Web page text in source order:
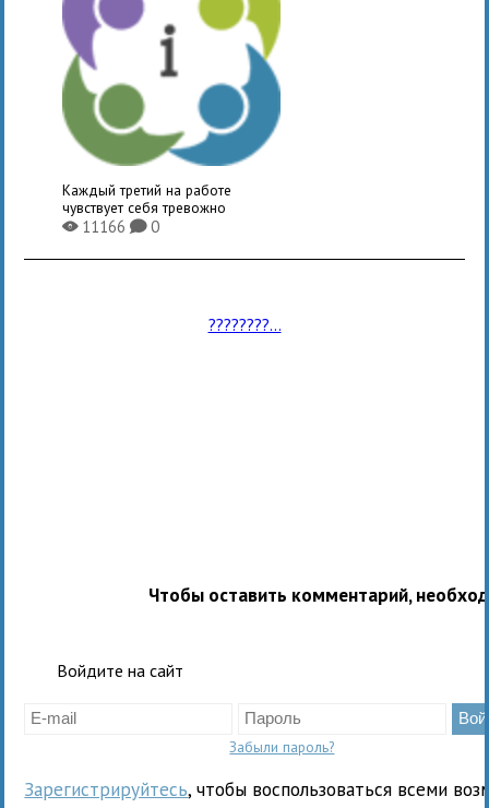
Каждый третий на работе
чувствует себя тревожно
X11166K0
????????...
Чтобы оставить комментарий,
Войдите на сайт
Забыли пароль?
Зарегистрируйтесь, чтобы воспользоваться всеми